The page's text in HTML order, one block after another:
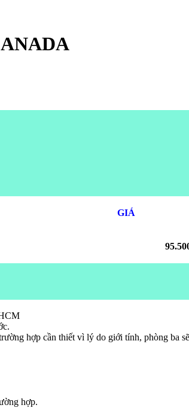
GIÁ
hợp cần thiết vì lý do giới tính, phòng ba
hợp.